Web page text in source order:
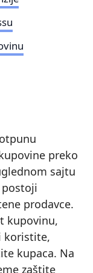
preko
sajtu
prodavce.
kupovinu,
koristite,
kupaca. Na
zaštite